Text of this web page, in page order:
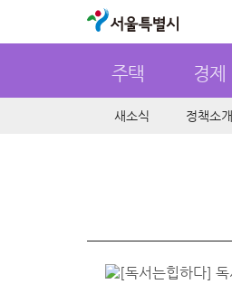
서울특별시
주택 경제
새소식 정책소개